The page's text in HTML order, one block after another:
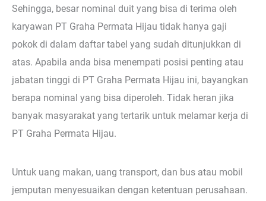
Sehingga, besar nominal duit yang bisa di terima oleh
karyawan PT Graha Permata Hijau tidak hanya gaji
pokok di dalam daftar tabel yang sudah ditunjukkan di
atas. Apabila anda bisa menempati posisi penting atau
jabatan tinggi di PT Graha Permata Hijau ini, bayangkan
berapa nominal yang bisa diperoleh. Tidak heran jika
banyak masyarakat yang tertarik untuk melamar kerja di
PT Graha Permata Hijau.
Untuk uang makan, uang transport, dan bus atau mobil
jemputan menyesuaikan dengan ketentuan perusahaan.